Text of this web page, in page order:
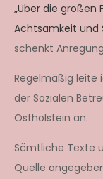
„Über die großen
Achtsamkeit und
schenkt
Regelmäßig leite
der Sozialen
Ostholstein an.
Sämtliche Texte
Quelle